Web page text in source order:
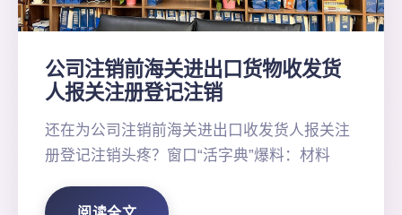
公司注销前海关进出口货物收发货
人报关注册登记注销
还在为公司注销前海关进出口收发货人报关注
册登记注销头疼？窗口“活字典”爆料：材料